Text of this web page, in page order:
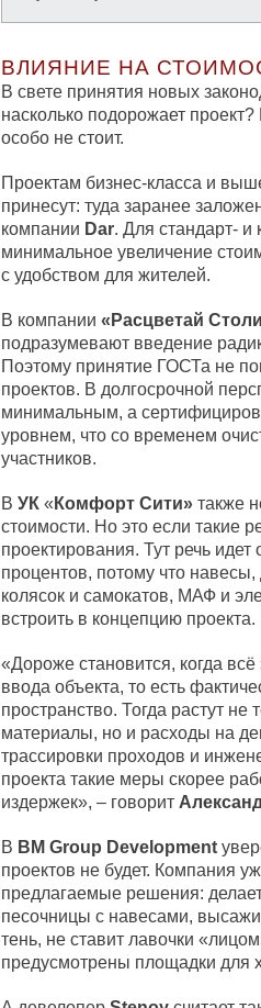
ВЛИЯНИЕ НА
В свете принятия новых
насколько подорожает
особо не стоит.
Проектам бизнес-класса и
принесут: туда заранее
компании Dar. Для стандарт-
минимальное увеличение
с удобством для жителей.
В компании «Расцветай
подразумевают введение
Поэтому принятие ГОСТа не
проектов. В долгосрочной
минимальным, а
уровнем, что со временем
участников.
В УК «Комфорт Сити» также
стоимости. Но это если такие
проектирования. Тут речь
процентов, потому что
колясок и самокатов, МАФ и
встроить в концепцию проекта.
«Дороже становится, когда
ввода объекта, то есть
пространство. Тогда растут
материалы, но и расходы на
трассировки проходов и
проекта такие меры скорее
издержек», – говорит
В BM Group Development
проектов не будет. Компания
предлагаемые решения:
песочницы с навесами,
тень, не ставит лавочки
предусмотрены площадки для